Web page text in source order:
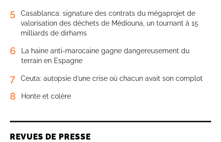
5
Casablanca: signature des contrats du mégaprojet de
valorisation des déchets de Médiouna, un tournant à 15
milliards de dirhams
6
La haine anti-marocaine gagne dangereusement du
terrain en Espagne
7 Ceuta: autopsie d’une crise où chacun avait son complot
8 Honte et colère
REVUES DE PRESSE